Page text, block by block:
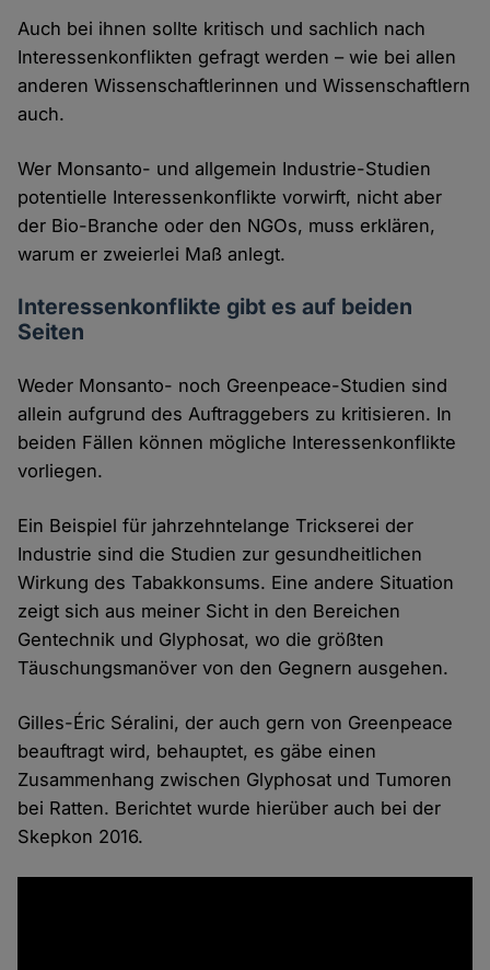
Auch bei ihnen sollte kritisch und sachlich nach
Interessenkonflikten gefragt werden – wie bei allen
anderen Wissenschaftlerinnen und Wissenschaftlern
auch.
Wer Monsanto- und allgemein Industrie-Studien
potentielle Interessenkonflikte vorwirft, nicht aber
der Bio-Branche oder den NGOs, muss erklären,
warum er zweierlei Maß anlegt.
Interessenkonflikte gibt es auf beiden
Seiten
Weder Monsanto- noch Greenpeace-Studien sind
allein aufgrund des Auftraggebers zu kritisieren. In
beiden Fällen können mögliche Interessenkonflikte
vorliegen.
Ein Beispiel für jahrzehntelange Trickserei der
Industrie sind die Studien zur gesundheitlichen
Wirkung des Tabakkonsums. Eine andere Situation
zeigt sich aus meiner Sicht in den Bereichen
Gentechnik und Glyphosat, wo die größten
Täuschungsmanöver von den Gegnern ausgehen.
Gilles-Éric Séralini, der auch gern von Greenpeace
beauftragt wird, behauptet, es gäbe einen
Zusammenhang zwischen Glyphosat und Tumoren
bei Ratten. Berichtet wurde hierüber auch bei der
Skepkon 2016.